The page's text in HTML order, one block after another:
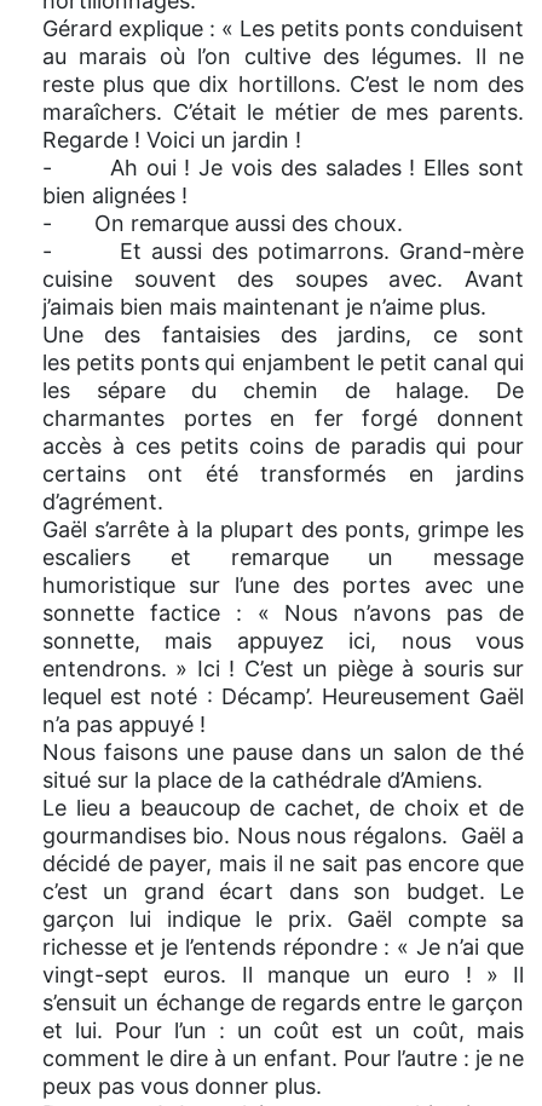
Gérard explique : « Les petits ponts conduisent
au marais où l’on cultive des légumes. Il ne
reste plus que dix hortillons. C’est le nom des
maraîchers. C’était le métier de mes parents.
Regarde ! Voici un jardin !
- Ah oui ! Je vois des salades ! Elles sont
bien alignées !
- On remarque aussi des choux.
- Et aussi des potimarrons. Grand-mère
cuisine souvent des soupes avec. Avant
j’aimais bien mais maintenant je n’aime plus.
Une des fantaisies des jardins, ce sont
les petits ponts qui enjambent le petit canal qui
les sépare du chemin de halage. De
charmantes portes en fer forgé donnent
accès à ces petits coins de paradis qui pour
certains ont été transformés en jardins
d’agrément.
Gaël s’arrête à la plupart des ponts, grimpe les
escaliers et remarque un message
humoristique sur l’une des portes avec une
sonnette factice : « Nous n’avons pas de
sonnette, mais appuyez ici, nous vous
entendrons. » Ici ! C’est un piège à souris sur
lequel est noté : Décamp’. Heureusement Gaël
n’a pas appuyé !
Nous faisons une pause dans un salon de thé
situé sur la place de la cathédrale d’Amiens.
Le lieu a beaucoup de cachet, de choix et de
gourmandises bio. Nous nous régalons. Gaël a
décidé de payer, mais il ne sait pas encore que
c’est un grand écart dans son budget. Le
garçon lui indique le prix. Gaël compte sa
richesse et je l’entends répondre : « Je n’ai que
vingt-sept euros. Il manque un euro ! » Il
s’ensuit un échange de regards entre le garçon
et lui. Pour l’un : un coût est un coût, mais
comment le dire à un enfant. Pour l’autre : je ne
peux pas vous donner plus.